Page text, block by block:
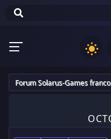
Forum Solarus-Games